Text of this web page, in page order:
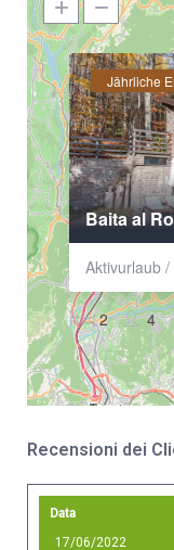
Jährliche
Baita al
Aktivurlaub
4
2
Recensioni dei
Data
17/06/2022